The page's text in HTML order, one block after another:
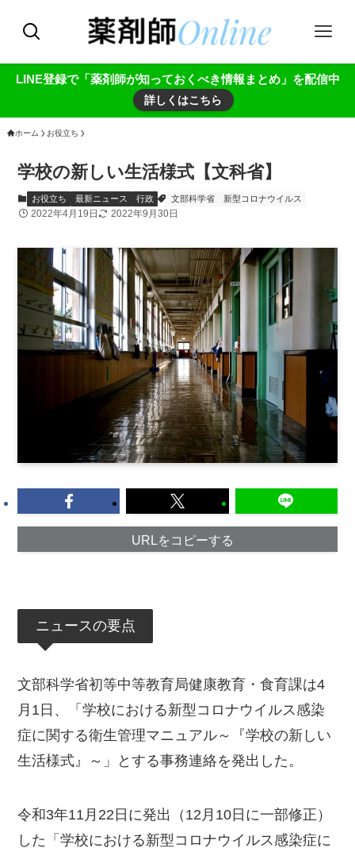
LINE登録で「薬剤師が知っておくべき情報まとめ」を配信中
詳しくはこちら
ホーム お役立ち
学校の新しい生活様式【文科省】
お役立ち 最新ニュース 行政 文部科学省 新型コロナウイルス
2022年4月19日 2022年9月30日
URLをコピーする
ニュースの要点
文部科学省初等中等教育局健康教育・食育課は4
月1日、「学校における新型コロナウイルス感染
症に関する衛生管理マニュアル～『学校の新しい
生活様式』～」とする事務連絡を発出した。
令和3年11月22日に発出（12月10日に一部修正）
した「学校における新型コロナウイルス感染症に